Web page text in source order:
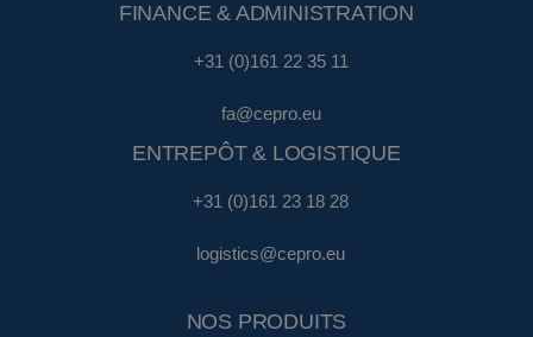
FINANCE & ADMINISTRATION
+31 (0)161 22 35 11
fa@cepro.eu
ENTREPÔT & LOGISTIQUE
+31 (0)161 23 18 28
logistics@cepro.eu
NOS PRODUITS